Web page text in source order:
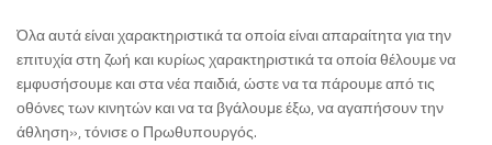
Όλα αυτά είναι χαρακτηριστικά τα οποία είναι απαραίτητα για την
επιτυχία στη ζωή και κυρίως χαρακτηριστικά τα οποία θέλουμε να
εμφυσήσουμε και στα νέα παιδιά, ώστε να τα πάρουμε από τις
οθόνες των κινητών και να τα βγάλουμε έξω, να αγαπήσουν την
άθληση», τόνισε ο Πρωθυπουργός.